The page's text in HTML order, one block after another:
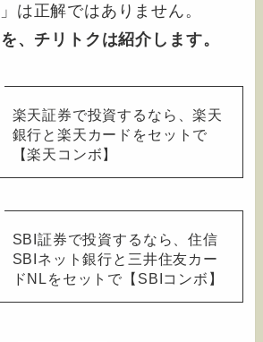
は正解ではありません。
、チリトクは紹介します。
楽天証券で投資するなら、楽天
銀行と楽天カードをセットで
【楽天コンボ】
SBI証券で投資するなら、住信
SBIネット銀行と三井住友カー
ドNLをセットで【SBIコンボ】